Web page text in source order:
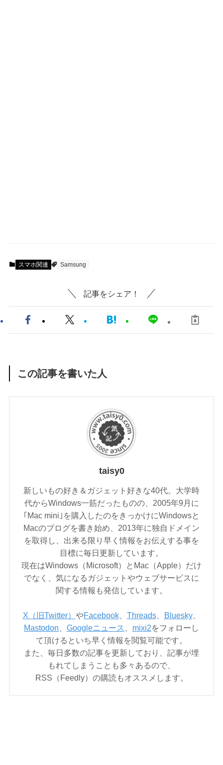
スマホ関連 Samsung
記事をシェア！
この記事を書いた人
taisy0
新しいもの好き＆ガジェット好きな40代。大学時
代からWindows一筋だったものの、2005年9月に
｢Mac mini｣を購入したのをきっかけにWindowsと
Macのブログを書き始め、2013年に独自ドメイン
を取得し、出来る限り早く情報をお伝えする事を
目標に毎日更新しています。
現在はWindows（Microsoft）とMac（Apple）だけ
でなく、気になるガジェットやウェブサービスに
関する情報も発信しています。
X（旧Twitter） やFacebook、 Threads、 Bluesky、
Mastodon
Googleニュース mixi2をフォローし
て頂けるといち早く情報を閲覧可能です。
また、毎日多数の記事を更新しており、記事が埋
もれてしまうことも多々あるので、
RSS（Feedly）の購読もオススメします。